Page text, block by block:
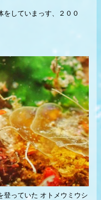
をしていまっす、２００
登っていた オトメウミウシ